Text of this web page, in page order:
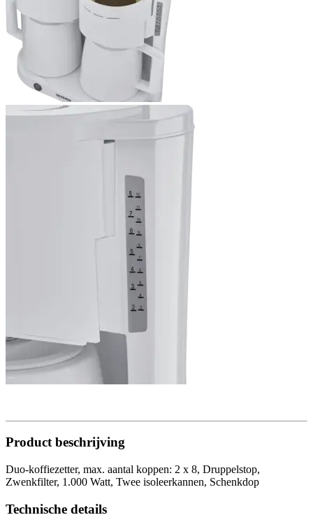
Product beschrijving
Duo-koffiezetter, max. aantal koppen: 2 x 8, Druppelstop,
Zwenkfilter, 1.000 Watt, Twee isoleerkannen, Schenkdop
Technische details